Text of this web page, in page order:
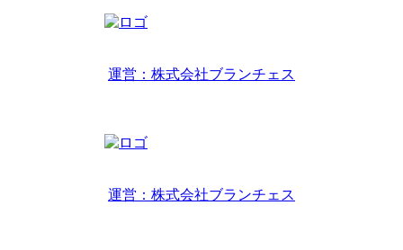
運営：株式会社ブランチェス
運営：株式会社ブランチェス